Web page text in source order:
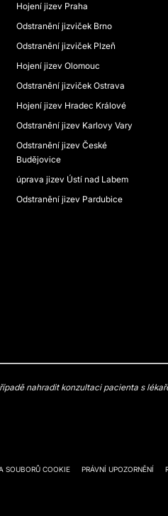
Hojení jizev Praha
Odstranění jizviček Brno
Odstranění jizviček Plzeň
Hojení jizev Olomouc
Odstranění jizviček Ostrava
Hojení jizev Hradec Králové
Odstranění jizev Karlovy Vary
Odstranění jizev České
Budějovice
úprava jizev Ústí nad Labem
Odstranění jizev Pardubice
nahradit konzultaci pacienta s
SOUBORŮ COOKIE PRÁVNÍ UPOZORNĚNÍ